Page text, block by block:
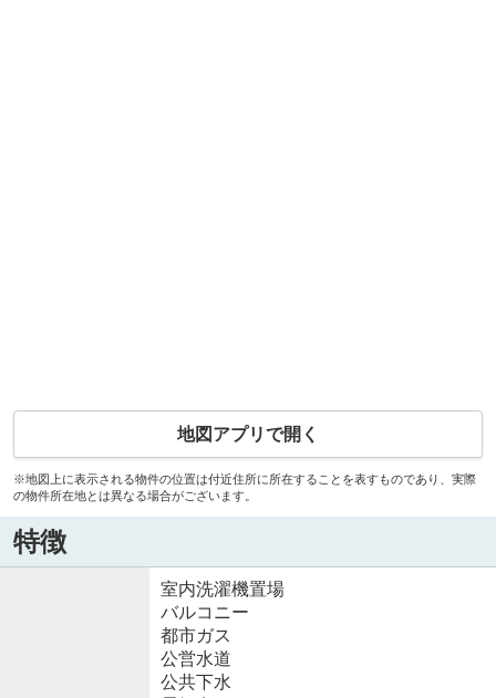
地図アプリで開く
※地図上に表示される物件の位置は付近住所に所在することを表すものであり、実際
の物件所在地とは異なる場合がございます。
特徴
室内洗濯機置場
バルコニー
都市ガス
公営水道
公共下水